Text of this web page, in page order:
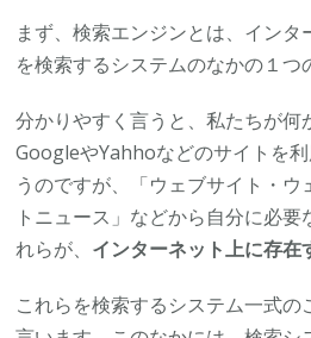
まず、検索エンジンとは、インタ
を検索するシステムのなかの１つ
分かりやすく言うと、私たちが何
GoogleやYahhoなどのサイトを
うのですが、「ウェブサイト・ウ
トニュース」などから自分に必
れらが、 インターネット上に存在
これらを検索するシステム一式の